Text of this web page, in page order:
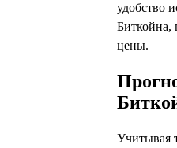
удобство
Биткойна,
цены.
Учитывая